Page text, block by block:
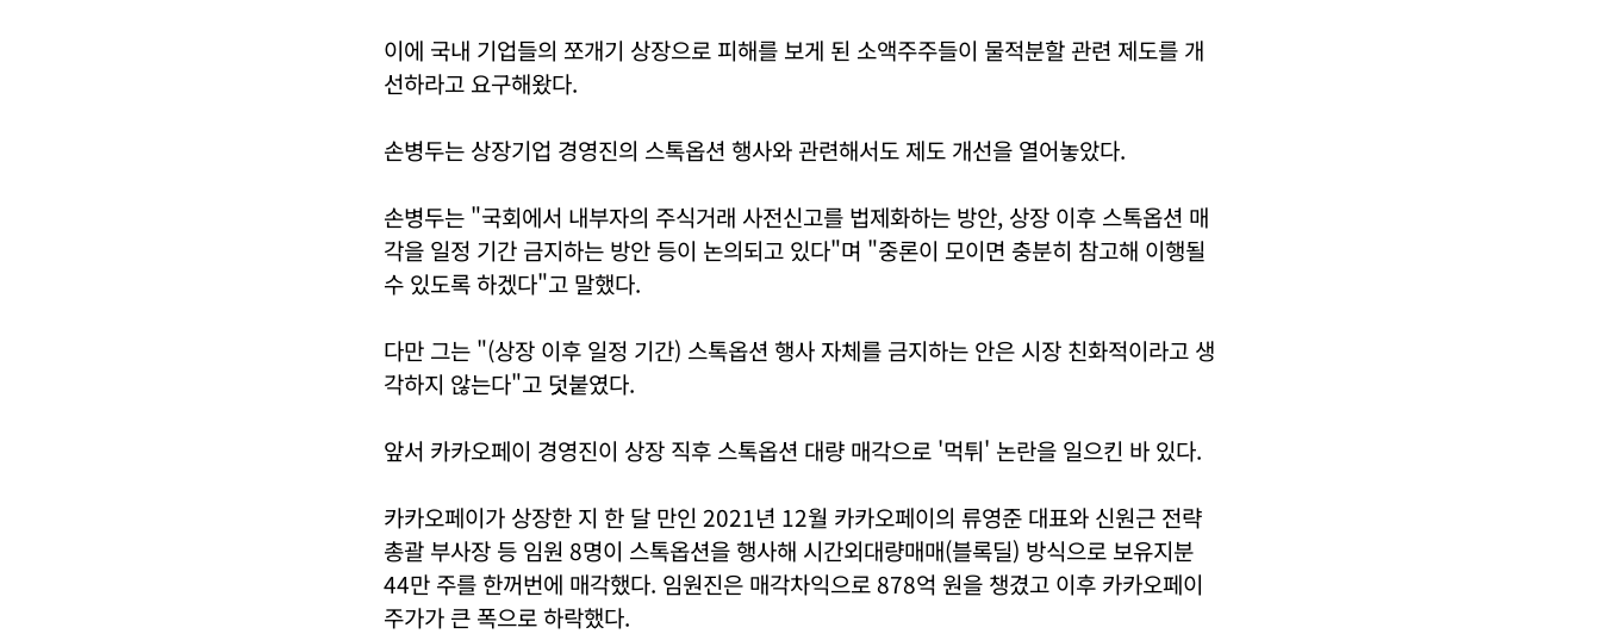
이에 국내 기업들의 쪼개기 상장으로 피해를 보게 된 소액주주들이 물적분할 관련 제도를 개
선하라고 요구해왔다.
손병두는 상장기업 경영진의 스톡옵션 행사와 관련해서도 제도 개선을 열어놓았다.
손병두는 "국회에서 내부자의 주식거래 사전신고를 법제화하는 방안, 상장 이후 스톡옵션 매
각을 일정 기간 금지하는 방안 등이 논의되고 있다"며 "중론이 모이면 충분히 참고해 이행될
수 있도록 하겠다"고 말했다.
다만 그는 "(상장 이후 일정 기간) 스톡옵션 행사 자체를 금지하는 안은 시장 친화적이라고 생
각하지 않는다"고 덧붙였다.
앞서 카카오페이 경영진이 상장 직후 스톡옵션 대량 매각으로 '먹튀' 논란을 일으킨 바 있다.
카카오페이가 상장한 지 한 달 만인 2021년 12월 카카오페이의 류영준 대표와 신원근 전략
총괄 부사장 등 임원 8명이 스톡옵션을 행사해 시간외대량매매(블록딜) 방식으로 보유지분
44만 주를 한꺼번에 매각했다. 임원진은 매각차익으로 878억 원을 챙겼고 이후 카카오페이
주가가 큰 폭으로 하락했다.